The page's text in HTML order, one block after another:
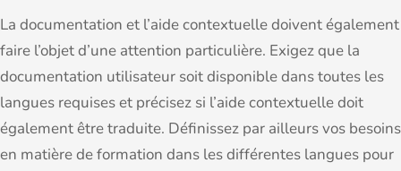
La documentation et l’aide contextuelle doivent également
faire l’objet d’une attention particulière. Exigez que la
documentation utilisateur soit disponible dans toutes les
langues requises et précisez si l’aide contextuelle doit
également être traduite. Définissez par ailleurs vos besoins
en matière de formation dans les différentes langues pour